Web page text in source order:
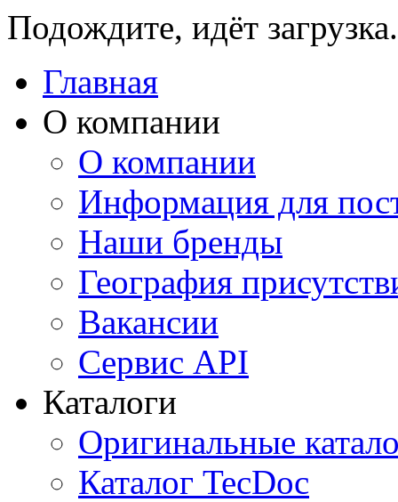
Подождите, идёт
Главная
О компании
О компании
Информация для
Наши бренды
География
Вакансии
Сервис API
Каталоги
Оригинальные
Каталог TecDoc